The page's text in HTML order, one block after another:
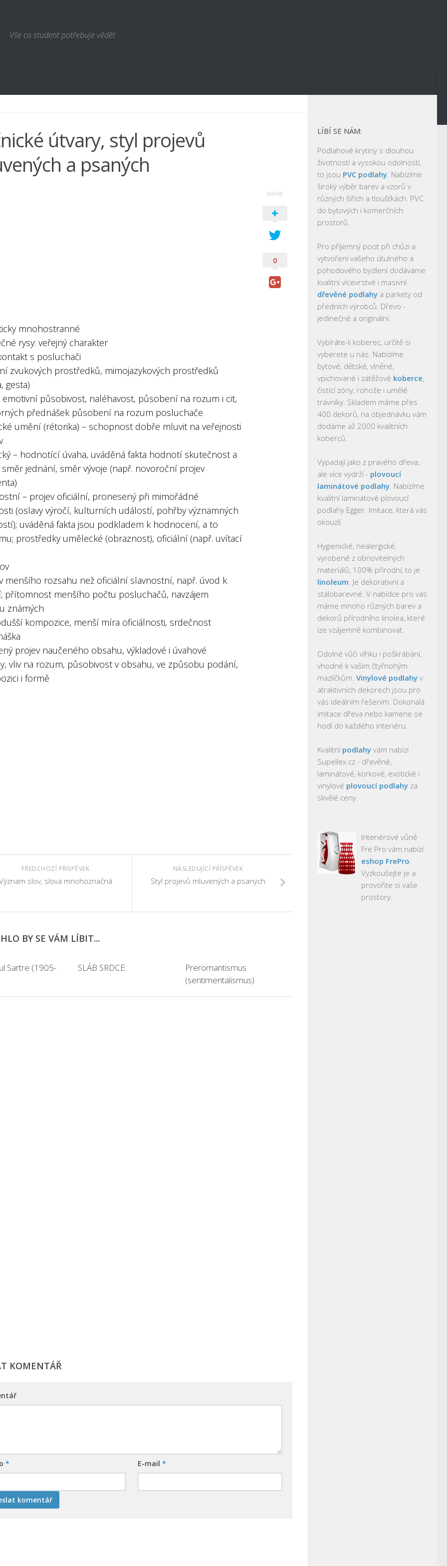
Vše co student potřebuje vědět
útvary, styl projevů
a psaných
mnohostranné
rysy: veřejný charakter
s posluchači
zvukových prostředků, mimojazykových prostředků
gesta)
emotivní působivost, naléhavost, působení na rozum i cit,
přednášek působení na rozum posluchače
umění (rétorika) – schopnost dobře mluvit na veřejnosti
– hodnotící úvaha, uváděná fakta hodnotí skutečnost a
jednání, směr vývoje (např. novoroční projev
– projev oficiální, pronesený při mimořádné
(oslavy výročí, kulturních událostí, pohřby významných
uváděná fakta jsou podkladem k hodnocení, a to
prostředky umělecké (obraznost), oficiální (např. uvítací
menšího rozsahu než oficiální slavnostní, např. úvod k
přítomnost menšího počtu posluchačů, navzájem
známých
kompozice, menší míra oficiálnosti, srdečnost
projev naučeného obsahu, výkladové i úvahové
vliv na rozum, působivost v obsahu, ve způsobu podání,
i formě
SHARE
0
NÁSLEDUJÍCÍ PŘÍSPĚVEK
Styl projevů mluvených a psaných
PŘEDCHOZÍ PŘÍSPĚVEK
slov, slova mnohoznačná
BY SE VÁM LÍBIT...
Sartre (1905-
SLÁB SRDCE:
Preromantismus
(sentimentalismus)
KOMENTÁŘ
* E-mail*
LÍBÍ SE NÁM:
Podlahové krytiny s dlouhou
životností a vysokou odolností,
to jsou PVC podlahy. Nabízíme
široký výběr barev a vzorů v
různých šířích a tloušťkách. PVC
do bytových i komerčních
prostorů.
Pro příjemný pocit při chůzi a
vytvoření vašeho útulného a
pohodového bydlení dodáváme
kvalitní vícevrstvé i masivní
dřevěné podlahy a parkety od
předních výrobců. Dřevo -
jedinečné a originální.
Vybíráte-li koberec, určitě si
vyberete u nás. Nabízíme
bytové, dětské, vlněné,
vpichované i zátěžové koberce,
čistící zóny, rohože i umělé
trávníky. Skladem máme přes
400 dekorů, na objednávku vám
dodáme až 2000 kvalitních
koberců.
Vypadají jako z pravého dřeva,
ale více vydrží - plovoucí
laminátové podlahy. Nabízíme
kvalitní laminátové plovoucí
podlahy Egger. Imitace, která vás
okouzlí.
Hygienické, nealergické,
vyrobené z obnovitelných
materiálů, 100% přírodní, to je
linoleum. Je dekorativní a
stálobarevné. V nabídce pro vás
máme mnoho různých barev a
dekorů přírodního linolea, které
lze vzájemně kombinovat.
Odolné vůči vlhku i poškrábání,
vhodné k vašim čtyřnohým
mazlíčkům. Vinylové podlahy v
atraktivních dekorech jsou pro
vás ideálním řešením. Dokonalá
imitace dřeva nebo kamene se
hodí do každého interiéru.
Kvalitní podlahy vám nabízí
Supellex.cz - dřevěné,
laminátové, korkové, exotické i
vinylové plovoucí podlahy za
skvělé ceny.
Interiérové vůně
Fre Pro vám nabízí
eshop FrePro.
Vyzkoušejte je a
provoňte si vaše
prostory.